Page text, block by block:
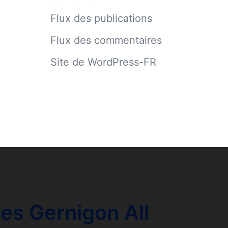
Flux des publications
Flux des commentaires
Site de WordPress-FR
Gernigon All